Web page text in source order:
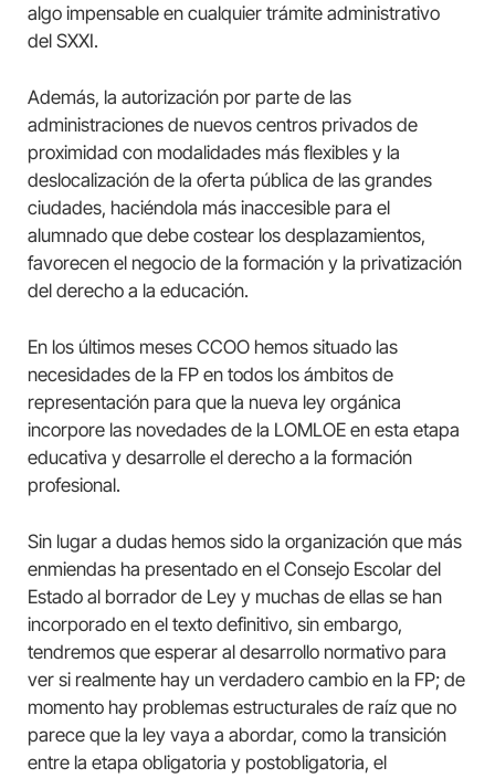
algo impensable en cualquier trámite administrativo
del SXXI.
Además, la autorización por parte de las
administraciones de nuevos centros privados de
proximidad con modalidades más flexibles y la
deslocalización de la oferta pública de las grandes
ciudades, haciéndola más inaccesible para el
alumnado que debe costear los desplazamientos,
favorecen el negocio de la formación y la privatización
del derecho a la educación.
En los últimos meses CCOO hemos situado las
necesidades de la FP en todos los ámbitos de
representación para que la nueva ley orgánica
incorpore las novedades de la LOMLOE en esta etapa
educativa y desarrolle el derecho a la formación
profesional.
Sin lugar a dudas hemos sido la organización que más
enmiendas ha presentado en el Consejo Escolar del
Estado al borrador de Ley y muchas de ellas se han
incorporado en el texto definitivo, sin embargo,
tendremos que esperar al desarrollo normativo para
ver si realmente hay un verdadero cambio en la FP; de
momento hay problemas estructurales de raíz que no
parece que la ley vaya a abordar, como la transición
entre la etapa obligatoria y postobligatoria, el